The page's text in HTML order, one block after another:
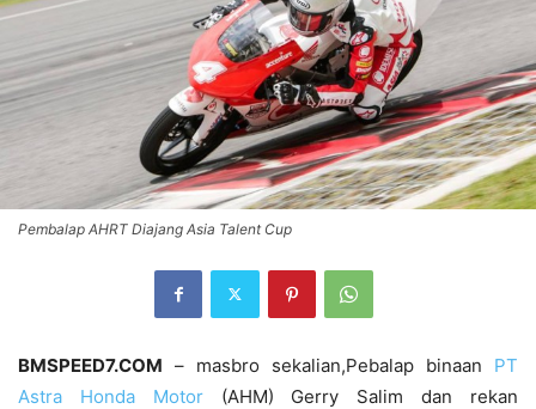
Pembalap AHRT Diajang Asia Talent Cup
BMSPEED7.COM – masbro sekalian,Pebalap binaan PT
Astra Honda Motor(AHM) Gerry Salim dan rekan